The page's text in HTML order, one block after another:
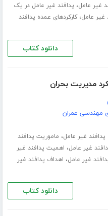
غیر عامل، پدافند غیر عامل در یک
غیر عامل،کارکردهای عمده پدافند
دانلود کتاب
مدیریت بحران
مهندسی عمران
غیر عامل، ماموریت پدافند
غیر عامل، اهمیت پدافند غیر
غیر عامل، اهداف پدافند غیر
دانلود کتاب